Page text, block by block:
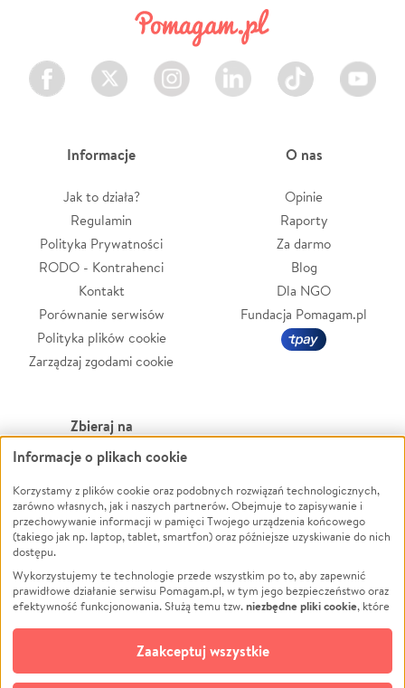
Facebook Twitter Instagram LinkedIn TikTok Youtube
Informacje
Jak to działa?
Regulamin
Polityka Prywatności
RODO - Kontrahenci
Kontakt
Porównanie serwisów
Polityka plików cookie
Zarządzaj zgodami cookie
O nas
Opinie
Raporty
Za darmo
Blog
Dla NGO
Fundacja Pomagam.pl
Zbieraj na
Leczenie
Zwierzęta
Pożar
Ukraina
Pomoc Finansowa
Projekty
Pogrzeb
Społeczność lokalna
Kultura
Powódź
Wichura
NGO
Edukacja
Podróż
Impreza
Ochrona środowiska
Biznes
Informacje o plikach cookie
Korzystamy z plików cookie oraz podobnych rozwiązań technologicznych,
zarówno własnych, jak i naszych partnerów. Obejmuje to zapisywanie i
przechowywanie informacji w pamięci Twojego urządzenia końcowego
(takiego jak np. laptop, tablet, smartfon) oraz późniejsze uzyskiwanie do nich
dostępu.
Wykorzystujemy te technologie przede wszystkim po to, aby zapewnić
prawidłowe działanie serwisu Pomagam.pl, w tym jego bezpieczeństwo oraz
efektywność funkcjonowania. Służą temu tzw.niezbędne pliki cookie, które
opcjonalnych plików cookie
technologii do celów analitycznych i retargetingowych. Możesz wyrazić
zgodę na ich stosowanie lub jej odmówić. W dowolnym momencie masz
Zaakceptuj wszystkie